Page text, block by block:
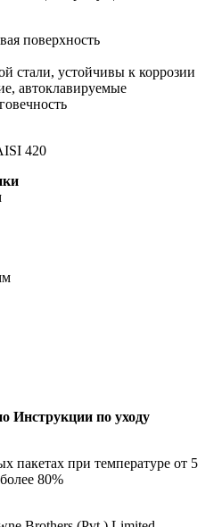
поверхность
стали, устойчивы к коррозии
автоклавируемые
420
по уходу
пакетах при температуре от 5
80%